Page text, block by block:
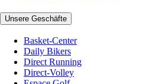
Unsere Geschäfte
Basket-Center
Daily Bikers
Direct Running
Direct-Volley